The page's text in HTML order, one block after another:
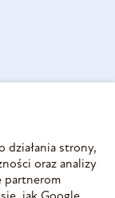
działania strony,
oraz analizy
partnerom